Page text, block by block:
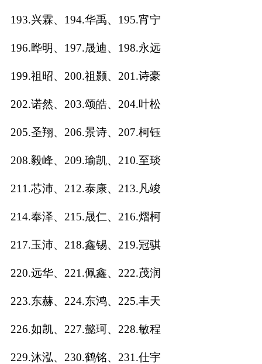
193.兴霖、194.华禹、195.宵宁
196.晔明、197.晟迪、198.永远
199.祖昭、200.祖颢、201.诗豪
202.诺然、203.颂皓、204.叶松
205.圣翔、206.景诗、207.柯钰
208.毅峰、209.瑜凯、210.至琰
211.芯沛、212.泰康、213.凡竣
214.奉泽、215.晟仁、216.熠柯
217.玉沛、218.鑫锡、219.冠骐
220.远华、221.佩鑫、222.茂润
223.东赫、224.东鸿、225.丰天
226.如凯、227.懿珂、228.敏程
229.沐泓、230.鹤铭、231.仕宇